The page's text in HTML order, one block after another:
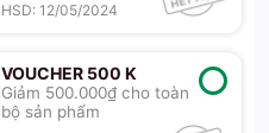
HSD: 12/05/2024
VOUCHER 500 K
Giảm 500.000₫ cho toàn
bộ sản phẩm